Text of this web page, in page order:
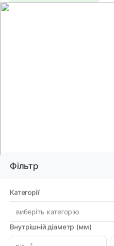
Фільтр
Категорії
виберіть категорію
Внутрішній діаметр (мм)
Бренд:
354.96грн